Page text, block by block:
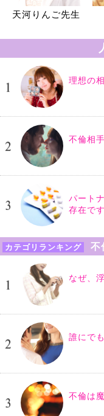
天河りんご先生
理想の
不倫相
パート
存在で
カテゴリランキング 不
なぜ、
誰にで
不倫は